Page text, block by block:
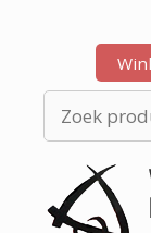
inhoud
inhoud
naar: